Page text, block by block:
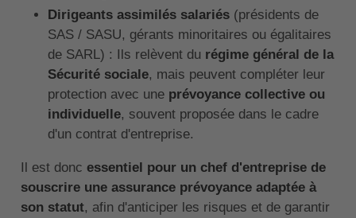
Dirigeants assimilés salariés(présidents de
SAS / SASU, gérants minoritaires ou égalitaires
de SARL) : Ils relèvent du régime général de la
Sécurité sociale, mais peuvent compléter leur
protection avec une prévoyance collective ou
individuelle, souvent proposée dans le cadre
d'un contrat d'entreprise.
Il est donc essentiel pour un chef d'entreprise de
souscrire une assurance prévoyance adaptée à
son statut, afin d'anticiper les risques et de garantir